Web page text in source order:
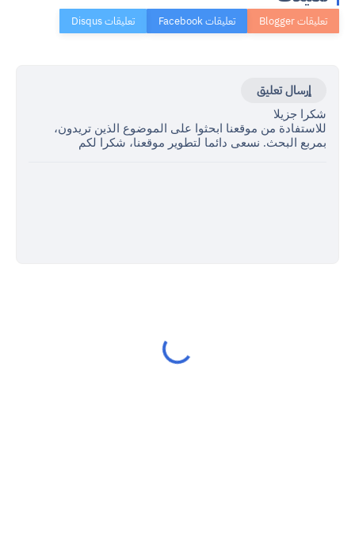
إرسال تعليق
شكرا جزيلا
للاستفادة من موقعنا ابحثوا على الموضوع الذين تريدون،
بمربع البحث. نسعى دائما لتطوير موقعنا، شكرا لكم